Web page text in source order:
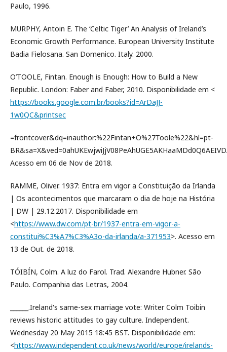
Paulo, 1996.
MURPHY, Antoin E. The ‘Celtic Tiger’ An Analysis of Ireland’s
Economic Growth Performance. European University Institute
Badia Fielosana. San Domenico. Italy. 2000.
O’TOOLE, Fintan. Enough is Enough: How to Build a New
Republic. London: Faber and Faber, 2010. Disponibilidade em <
https://books.google.com.br/books?id=ArDaJJ-
1w0QC&printsec
=frontcover&dq=inauthor:%22Fintan+O%27Toole%22&hl=pt-
Acesso em 06 de Nov de 2018.
RAMME, Oliver. 1937: Entra em vigor a Constituição da Irlanda
| Os acontecimentos que marcaram o dia de hoje na História
| DW | 29.12.2017. Disponibilidade em
<https://www.dw.com/pt-br/1937-entra-em-vigor-a-
constitui%C3%A7%C3%A3o-da-irlanda/a-371953>. Acesso em
13 de Out. de 2018.
TÓIBÍN, Colm. A luz do Farol. Trad. Alexandre Hubner. São
Paulo. Companhia das Letras, 2004.
______.Ireland's same-sex marriage vote: Writer Colm Toibin
reviews historic attitudes to gay culture. Independent.
Wednesday 20 May 2015 18:45 BST. Disponibilidade em:
<https://www.independent.co.uk/news/world/europe/irelands-